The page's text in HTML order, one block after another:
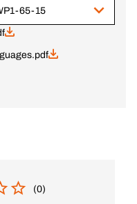
65-15
(0)